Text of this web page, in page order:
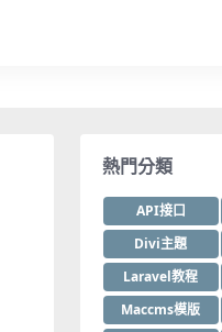
熱門分類
API接口
Divi主題
Laravel教程
Maccms模版